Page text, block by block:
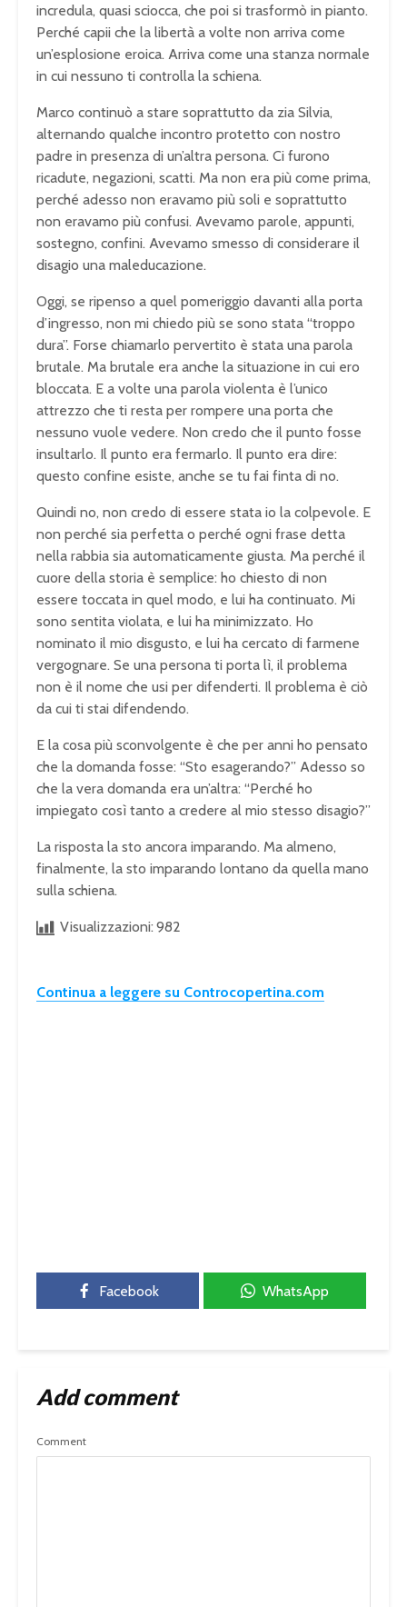
incredula, quasi sciocca, che poi si trasformò in pianto.
Perché capii che la libertà a volte non arriva come
un’esplosione eroica. Arriva come una stanza normale
in cui nessuno ti controlla la schiena.
Marco continuò a stare soprattutto da zia Silvia,
alternando qualche incontro protetto con nostro
padre in presenza di un’altra persona. Ci furono
ricadute, negazioni, scatti. Ma non era più come prima,
perché adesso non eravamo più soli e soprattutto
non eravamo più confusi. Avevamo parole, appunti,
sostegno, confini. Avevamo smesso di considerare il
disagio una maleducazione.
Oggi, se ripenso a quel pomeriggio davanti alla porta
d’ingresso, non mi chiedo più se sono stata “troppo
dura”. Forse chiamarlo pervertito è stata una parola
brutale. Ma brutale era anche la situazione in cui ero
bloccata. E a volte una parola violenta è l’unico
attrezzo che ti resta per rompere una porta che
nessuno vuole vedere. Non credo che il punto fosse
insultarlo. Il punto era fermarlo. Il punto era dire:
questo confine esiste, anche se tu fai finta di no.
Quindi no, non credo di essere stata io la colpevole. E
non perché sia perfetta o perché ogni frase detta
nella rabbia sia automaticamente giusta. Ma perché il
cuore della storia è semplice: ho chiesto di non
essere toccata in quel modo, e lui ha continuato. Mi
sono sentita violata, e lui ha minimizzato. Ho
nominato il mio disgusto, e lui ha cercato di farmene
vergognare. Se una persona ti porta lì, il problema
non è il nome che usi per difenderti. Il problema è ciò
da cui ti stai difendendo.
E la cosa più sconvolgente è che per anni ho pensato
che la domanda fosse: “Sto esagerando?” Adesso so
che la vera domanda era un’altra: “Perché ho
impiegato così tanto a credere al mio stesso disagio?”
La risposta la sto ancora imparando. Ma almeno,
finalmente, la sto imparando lontano da quella mano
sulla schiena.
Visualizzazioni: 982
Continua a leggere su Controcopertina.com
Facebook WhatsApp
Add comment
Comment